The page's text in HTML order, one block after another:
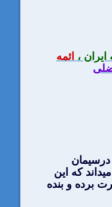
ايران ، ائمه
درسيمان
كه اين
برده و بنده